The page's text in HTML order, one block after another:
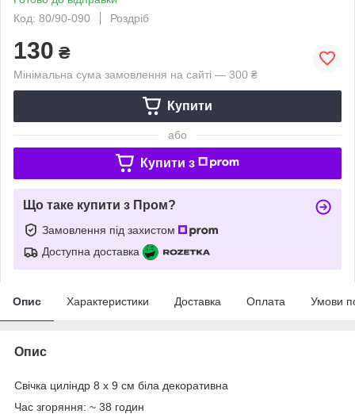
Код: 80/90-090
Роздріб
130 ₴
Мінімальна сума замовлення на сайті — 300 ₴
Купити
або
Купити з
Що таке купити з Пром?
Замовлення під захистом
Доступна доставка
Опис Характеристики Доставка Оплата Умови
Опис
Свічка циліндр 8 х 9 см біла декоративна
Час згоряння: ~ 38 годин